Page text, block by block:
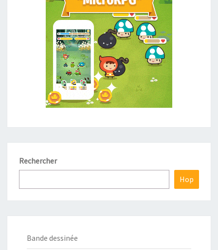
Rechercher
Hop
Bande dessinée